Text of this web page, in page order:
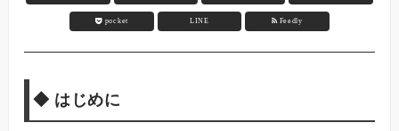
pocket LINE Feedly
◆ はじめに